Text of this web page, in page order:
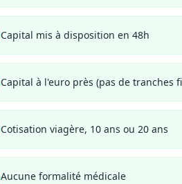
Capital mis à disposition en 48h
Capital à l'euro près (pas de tranches
Cotisation viagère, 10 ans ou 20 ans
Aucune formalité médicale